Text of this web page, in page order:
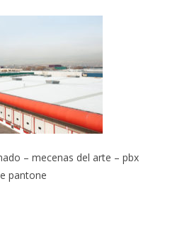
– mecenas del arte – pbx
pantone